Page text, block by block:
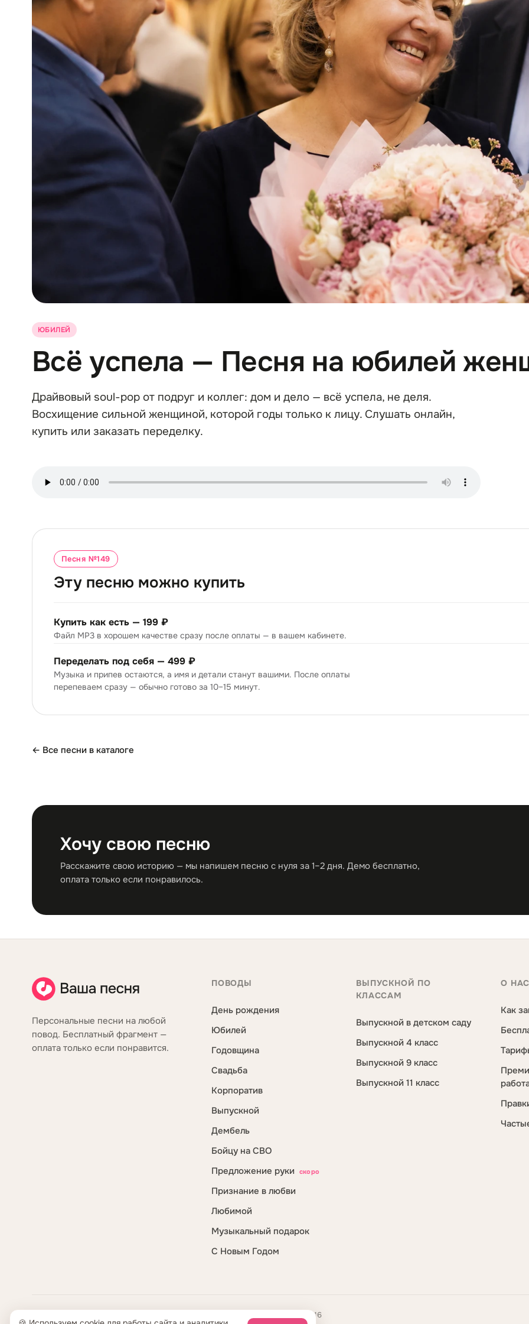
ЮБИЛЕЙ
Всё успела — Песня на юбилей
Драйвовый soul-pop от подруг и коллег: дом и дело — всё успела, не деля.
Восхищение сильной женщиной, которой годы только к лицу. Слушать онлайн,
купить или заказать переделку.
Песня №149
Эту песню можно купить
Купить как есть — 199 ₽
Файл MP3 в хорошем качестве сразу после оплаты — в вашем кабинете.
Переделать под себя — 499 ₽
Музыка и припев остаются, а имя и детали станут вашими. После оплаты
перепеваем сразу — обычно готово за 10–15 минут.
← Все песни в каталоге
Хочу свою песню
Расскажите свою историю — мы напишем песню с нуля за 1–2 дня. Демо бесплатно,
оплата только если понравилось.
Персональные песни на любой
повод. Бесплатный фрагмент —
оплата только если понравится.
ПОВОДЫ
День рождения
Юбилей
Годовщина
Свадьба
Корпоратив
Выпускной
Дембель
Бойцу на СВО
Предложение руки
скоро
Признание в любви
Любимой
Музыкальный подарок
С Новым Годом
ВЫПУСКНОЙ ПО
КЛАССАМ
Выпускной в детском саду
Выпускной 4 класс
Выпускной 9 класс
Выпускной 11 класс
О
Как
ООО «Креативная студия Бренда» · ИНН 5404400290 · ОГРН 1095404020216